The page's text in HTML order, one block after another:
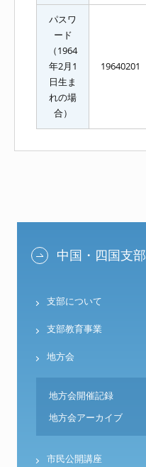
パスワ
ード
（1964
年2月1
日生ま
れの場
合）
19640201
中国・四国支部
支部について
支部教育事業
地方会
地方会開催記録
地方会アーカイブ
市民公開講座